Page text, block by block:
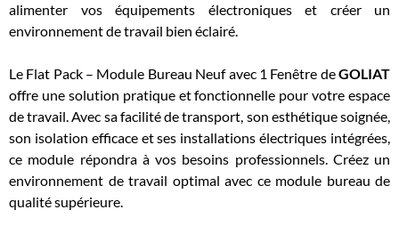
alimenter vos équipements électroniques et créer un
environnement de travail bien éclairé.
Le Flat Pack – Module Bureau Neuf avec 1 Fenêtre deGOLIAT
offre une solution pratique et fonctionnelle pour votre espace
de travail. Avec sa facilité de transport, son esthétique soignée,
son isolation efficace et ses installations électriques intégrées,
ce module répondra à vos besoins professionnels. Créez un
environnement de travail optimal avec ce module bureau de
qualité supérieure.